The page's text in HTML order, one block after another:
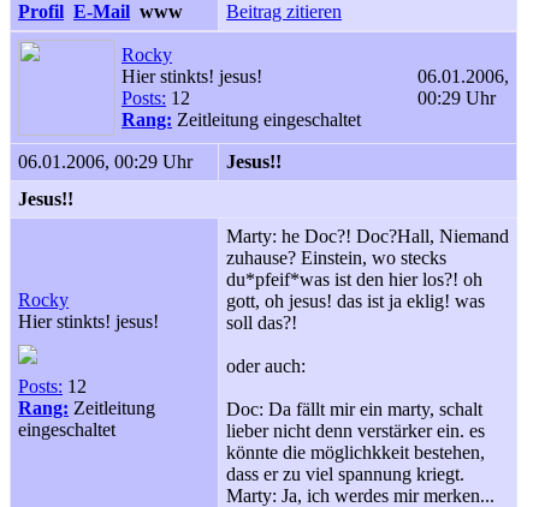
Profil E-Mail www Beitrag zitieren
Rocky
Hier stinkts! jesus!
Posts: 12
Rang: Zeitleitung eingeschaltet
06.01.2006,
00:29 Uhr
06.01.2006, 00:29 Uhr
Jesus!!
Jesus!!
Rocky
Hier stinkts! jesus!
Posts: 12
Rang: Zeitleitung
eingeschaltet
Marty: he Doc?! Doc?Hall, Niemand
zuhause? Einstein, wo stecks
du*pfeif*was ist den hier los?! oh
gott, oh jesus! das ist ja eklig! was
soll das?!
oder auch:
Doc: Da fällt mir ein marty, schalt
lieber nicht denn verstärker ein. es
könnte die möglichkkeit bestehen,
dass er zu viel spannung kriegt.
Marty: Ja, ich werdes mir merken...